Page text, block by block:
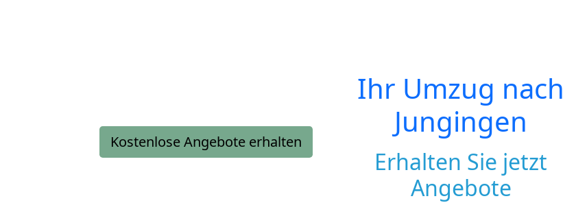
Kostenlose Angebote erhalten
Ihr Umzug nach
Jungingen
Erhalten Sie jetzt
Angebote